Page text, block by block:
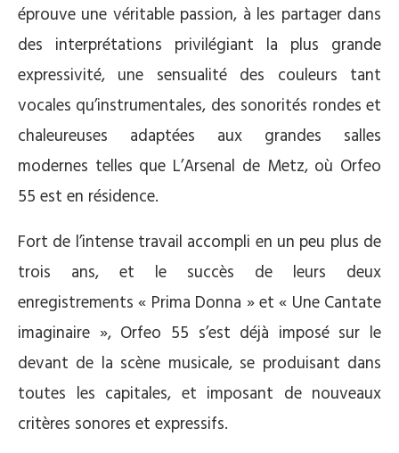
éprouve une véritable passion, à les partager dans
des interprétations privilégiant la plus grande
expressivité, une sensualité des couleurs tant
vocales qu’instrumentales, des sonorités rondes et
chaleureuses adaptées aux grandes salles
modernes telles que L’Arsenal de Metz, où Orfeo
55 est en résidence.
Fort de l’intense travail accompli en un peu plus de
trois ans, et le succès de leurs deux
enregistrements « Prima Donna » et « Une Cantate
imaginaire », Orfeo 55 s’est déjà imposé sur le
devant de la scène musicale, se produisant dans
toutes les capitales, et imposant de nouveaux
critères sonores et expressifs.